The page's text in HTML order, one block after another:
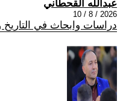
عبدالله القحطاني
2026 / 8 / 10
دراسات وابحاث في التاريخ